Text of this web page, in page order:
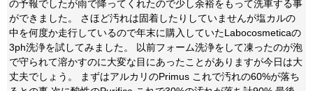
の予報でしたが雨で降ってくれたので少し余裕をもって洗車する事
ができました。 さほど汚れは固着したりしていませんが塩カルの
中を何度か走行しているので年末に購入していたLabocosmeticaの
3ph洗浄を試してみました。 以前フォーム洗浄をして凍ったのが泡
で守られて溶かすのに大変な目にあったことがありますが今日は大
丈夫でしょう。 まずはアルカリのPrimus これで汚れの60%が落ち